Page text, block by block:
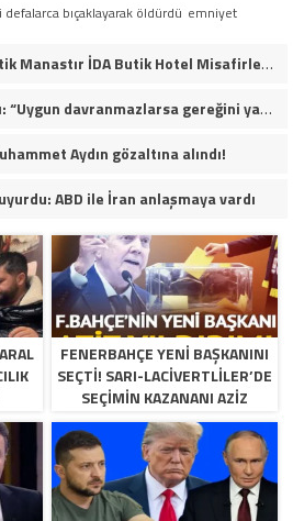
defalarca bıçaklayarak öldürdü emniyet
Kazdağları’nın Gözdesi Antik Manastır İDA Butik Hotel Misafirlerinden Tam Not Alıyor
Trump’tan İran açıklaması: “Uygun davranmazlarsa gereğini yaparım”
Aydın gözaltına alındı!
ABD ile İran anlaşmaya vardı
FENERBAHÇE YENI BAŞKANINI
SEÇTI! SARI-LACIVERTLILER’DE
SEÇIMIN KAZANANI AZIZ
YILDIRIM OLDU